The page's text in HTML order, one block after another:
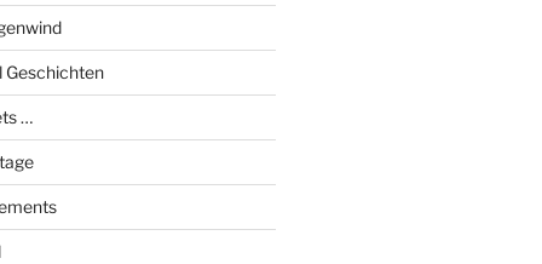
Geschichten
…